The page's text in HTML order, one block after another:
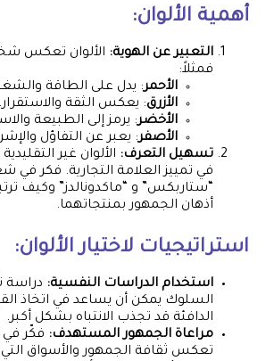
أهمية الألوان:
التعبير عن الهوية: الألوان تعكس
فمثلاً:
الأحمر: يدل على الطاقة
الأزرق: يعكس الثقة والاستقرار.
الأخضر: يرمز إلى الطبيعة
الأصفر: يعبر عن التفاؤل
تسهيل التعرف: الألوان غير
في تمييز العلامة التجارية. فكر في
“ستاربكس” و “ماكدونالدز” وكيف
أذهان الجمهور بمنتجاتهما.
استراتيجيات لاختيار الألوان:
استخدام الدراسات النفسية: دراسة
السلوك يمكن أن يساعد في اتخاذ
الدافئة قد تجذب الانتباه بشكل أكبر.
مراعاة الجمهور المستهدف: فكّر في
تعكس ثقافة الجمهور والأسواق